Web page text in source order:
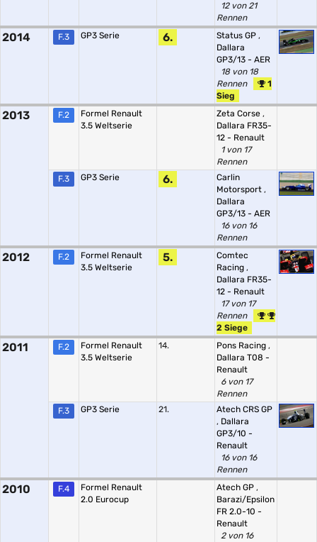
12 von 21
Rennen
2014 F.3 GP3 Serie 6. Status GP ,
Dallara
GP3/13 - AER
18 von 18
Rennen
1
Sieg
2013 F.2
Formel Renault
3.5 Weltserie
Zeta Corse ,
Dallara FR35-
12 - Renault
1 von 17
Rennen
F.3
GP3 Serie 6.
Carlin
Motorsport ,
Dallara
GP3/13 - AER
16 von 16
Rennen
2012 F.2
Formel Renault
3.5 Weltserie
5.
Comtec
Racing ,
Dallara FR35-
12 - Renault
17 von 17
Rennen
2 Siege
2011 F.2
Formel Renault
3.5 Weltserie
14. Pons Racing ,
Dallara T08 -
Renault
6 von 17
Rennen
F.3
GP3 Serie 21.
Atech CRS GP
, Dallara
GP3/10 -
Renault
16 von 16
Rennen
2010 F.4
Formel Renault
2.0 Eurocup
Atech GP ,
Barazi/Epsilon
FR 2.0-10 -
Renault
2 von 16